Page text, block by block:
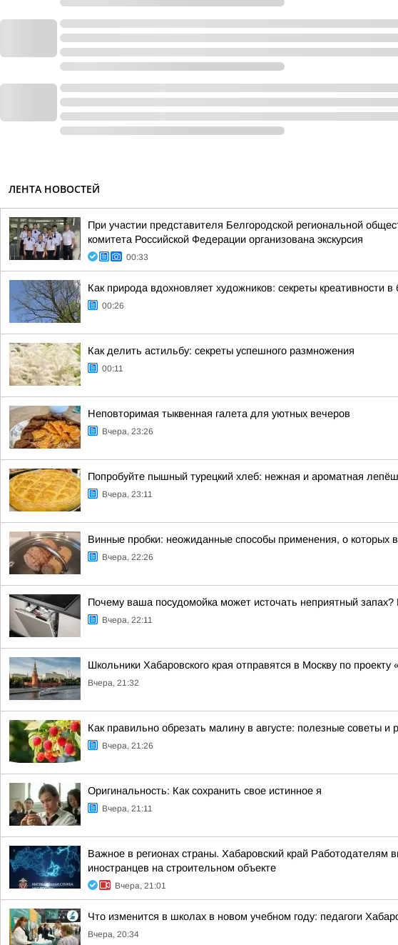
ЛЕНТА НОВОСТЕЙ
При участии представителя Белгородской региональной
комитета Российской Федерации организована экскурсия
00:33
Как природа вдохновляет художников: секреты креативности в
00:26
Как делить астильбу: секреты успешного размножения
00:11
Неповторимая тыквенная галета для уютных вечеров
Вчера, 23:26
Попробуйте пышный турецкий хлеб: нежная и ароматная
Вчера, 23:11
Винные пробки: неожиданные способы применения, о которых
Вчера, 22:26
Почему ваша посудомойка может источать неприятный
Вчера, 22:11
Школьники Хабаровского края отправятся в Москву по проекту
Вчера, 21:32
Как правильно обрезать малину в августе: полезные советы и
Вчера, 21:26
Оригинальность: Как сохранить свое истинное я
Вчера, 21:11
Важное в регионах страны. Хабаровский край
иностранцев на строительном объекте
Вчера, 21:01
Что изменится в школах в новом учебном году: педагоги
Вчера, 20:34